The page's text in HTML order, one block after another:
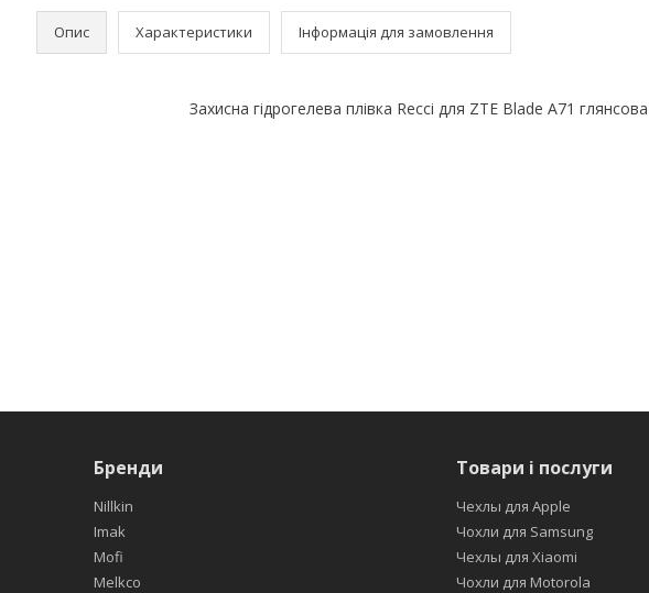
Опис Характеристики Інформація для замовлення
Захисна гідрогелева плівка Recci для ZTE Blade A71 глянсова
Бренди
Nillkin
Imak
Mofi
Melkco
Товари і послуги
Чехлы для Apple
Чохли для Samsung
Чехлы для Xiaomi
Чохли для Motorola